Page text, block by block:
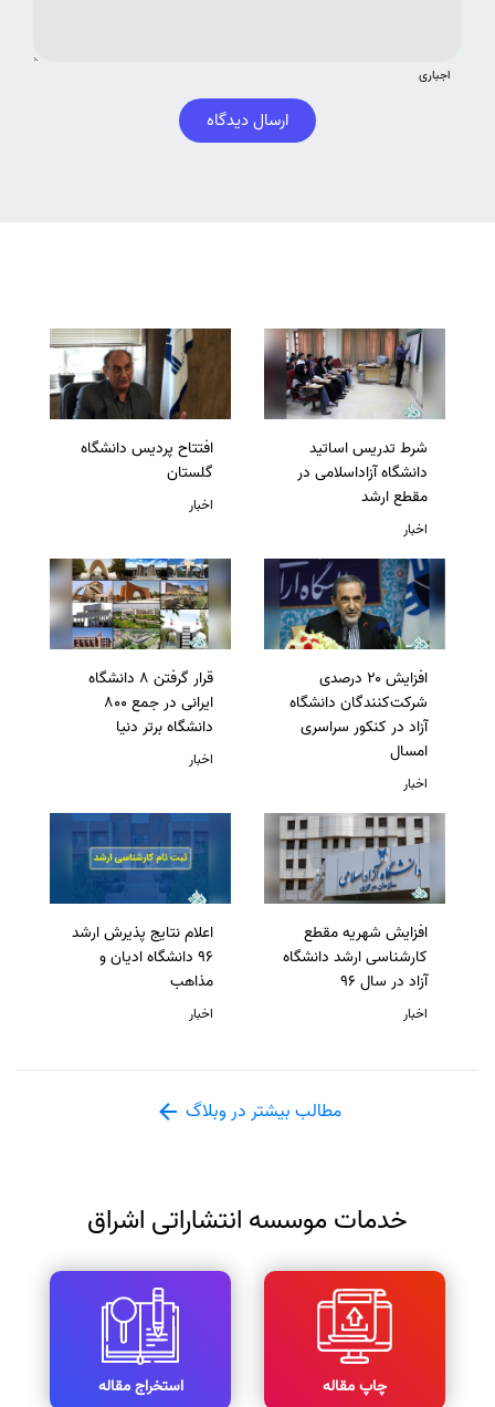
اجباری
ارسال دیدگاه
شرط تدریس اساتید
دانشگاه آزاداسلامی در
مقطع ارشد
اخبار
افتتاح پردیس دانشگاه
گلستان
اخبار
افزایش ۲۰ درصدی
شرکت‌کنندگان دانشگاه
آزاد در کنکور سراسری
امسال
اخبار
قرار گرفتن 8 دانشگاه
ایرانی در جمع 800
دانشگاه برتر دنیا
اخبار
افزایش شهریه مقطع
کارشناسی ارشد دانشگاه
آزاد در سال 96
اخبار
اعلام نتایج پذیرش ارشد
96 دانشگاه ادیان و
مذاهب
اخبار
مطالب بیشتر در وبلاگ
خدمات موسسه انتشاراتی اشراق
چاپ مقاله استخراج مقاله